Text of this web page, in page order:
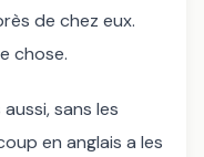
de chez eux.
chose.
sans les
en anglais a les